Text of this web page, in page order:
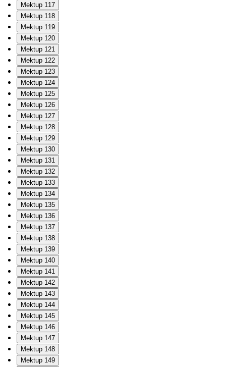
Mektup 117
Mektup 118
Mektup 119
Mektup 120
Mektup 121
Mektup 122
Mektup 123
Mektup 124
Mektup 125
Mektup 126
Mektup 127
Mektup 128
Mektup 129
Mektup 130
Mektup 131
Mektup 132
Mektup 133
Mektup 134
Mektup 135
Mektup 136
Mektup 137
Mektup 138
Mektup 139
Mektup 140
Mektup 141
Mektup 142
Mektup 143
Mektup 144
Mektup 145
Mektup 146
Mektup 147
Mektup 148
Mektup 149